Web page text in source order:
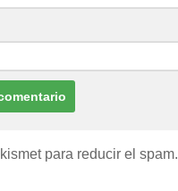
para reducir el spam.